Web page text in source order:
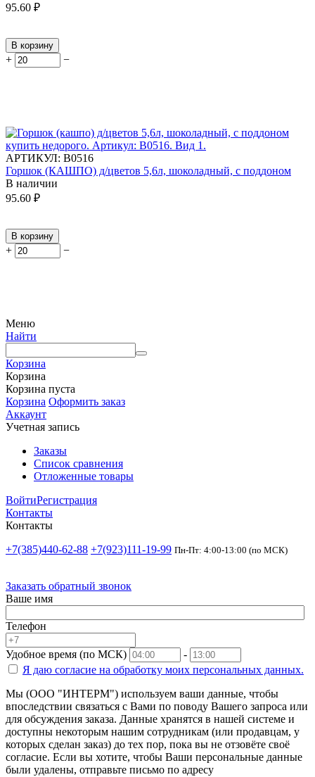
95.60 ₽
В корзину
+ −
АРТИКУЛ: В0516
Горшок (КАШПО) д/цветов 5,6л, шоколадный, с поддоном
В наличии
95.60 ₽
В корзину
+ −
Меню
Найти
Корзина
Корзина
Корзина пуста
Корзина Оформить заказ
Аккаунт
Учетная запись
Заказы
Список сравнения
Отложенные товары
ВойтиРегистрация
Контакты
Контакты
+7(385)440-62-88 +7(923)111-19-99 Пн-Пт: 4:00-13:00 (по МСК)
Заказать обратный звонок
Ваше имя
Телефон
Удобное время (по МСК)
-
Я даю согласие на обработку моих персональных данных.
Мы (ООО "ИНТЕРМ") используем ваши данные, чтобы
впоследствии связаться с Вами по поводу Вашего запроса или
для обсуждения заказа. Данные хранятся в нашей системе и
доступны некоторым нашим сотрудникам (или продавцам, у
которых сделан заказ) до тех пор, пока вы не отзовёте своё
согласие. Если вы хотите, чтобы Ваши персональные данные
были удалены, отправьте письмо по адресу